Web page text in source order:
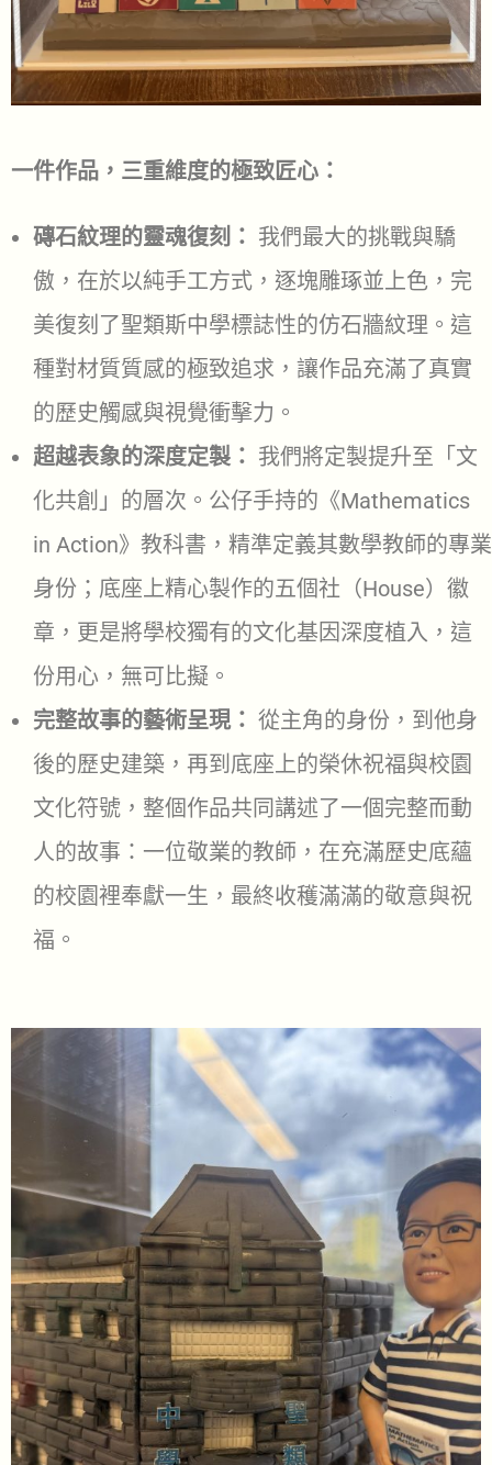
一件作品，三重維度的極致匠心：
磚石紋理的靈魂復刻： 我們最大的挑戰與驕
傲，在於以純手工方式，逐塊雕琢並上色，完
美復刻了聖類斯中學標誌性的仿石牆紋理。這
種對材質質感的極致追求，讓作品充滿了真實
的歷史觸感與視覺衝擊力。
超越表象的深度定製： 我們將定製提升至「文
化共創」的層次。公仔手持的《Mathematics
in Action》教科書，精準定義其數學教師的專業
身份；底座上精心製作的五個社（House）徽
章，更是將學校獨有的文化基因深度植入，這
份用心，無可比擬。
完整故事的藝術呈現： 從主角的身份，到他身
後的歷史建築，再到底座上的榮休祝福與校園
文化符號，整個作品共同講述了一個完整而動
人的故事：一位敬業的教師，在充滿歷史底蘊
的校園裡奉獻一生，最終收穫滿滿的敬意與祝
福。